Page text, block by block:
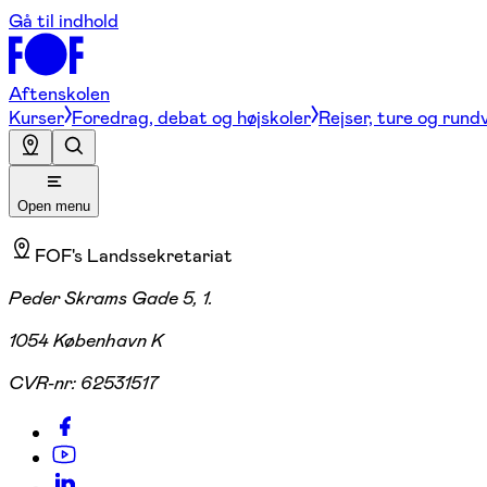
Gå til indhold
Aftenskolen
Kurser Foredrag, debat og højskoler Rejser, ture og
Open menu
FOF's Landssekretariat
Peder Skrams Gade 5, 1.
1054 København K
CVR-nr: 62531517